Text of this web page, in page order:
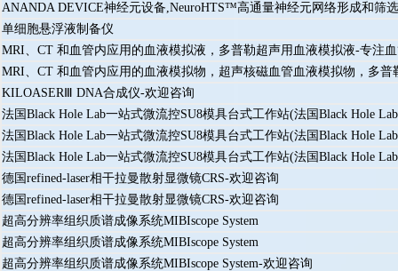
ANANDA DEVICE神经元设备,NeuroHTS™高通量神经元网络形成和筛
单细胞悬浮液制备仪
MRI、CT 和血管内应用的血液模拟液，多普勒超声用血液模拟液-专注
MRI、CT 和血管内应用的血液模拟物，超声核磁血管血液模拟物，多
KILOASERⅢ DNA合成仪-欢迎咨询
法国Black Hole Lab一站式微流控SU8模具台式工作站(法国Black Hole
法国Black Hole Lab一站式微流控SU8模具台式工作站(法国Black Hole
法国Black Hole Lab一站式微流控SU8模具台式工作站(法国Black Hole
德国refined-laser相干拉曼散射显微镜CRS-欢迎咨询
德国refined-laser相干拉曼散射显微镜CRS-欢迎咨询
超高分辨率组织质谱成像系统MIBIscope System
超高分辨率组织质谱成像系统MIBIscope System
超高分辨率组织质谱成像系统MIBIscope System-欢迎咨询